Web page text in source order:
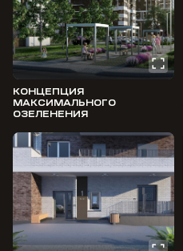
КОНЦЕПЦИЯ
МАКСИМАЛЬНОГО
ОЗЕЛЕНЕНИЯ